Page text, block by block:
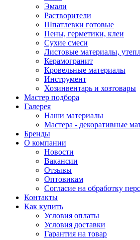
Эмали
Растворители
Шпатлевки готовые
Пены, герметики, клеи
Сухие смеси
Листовые материалы,
Керамогранит
Кровельные материалы
Инструмент
Хозинвентарь и хозтовары
Мастер подбора
Галерея
Наши материалы
Мастера - декоративные
Бренды
О компании
Новости
Вакансии
Отзывы
Оптовикам
Cогласие на обработку
Контакты
Как купить
Условия оплаты
Условия доставки
Гарантия на товар